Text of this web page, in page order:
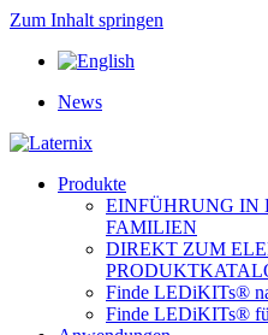
Zum Inhalt springen
News
Produkte
EINFÜHRUNG IN
FAMILIEN
DIREKT ZUM
Finde LEDiKITs®
Finde LEDiKITs®